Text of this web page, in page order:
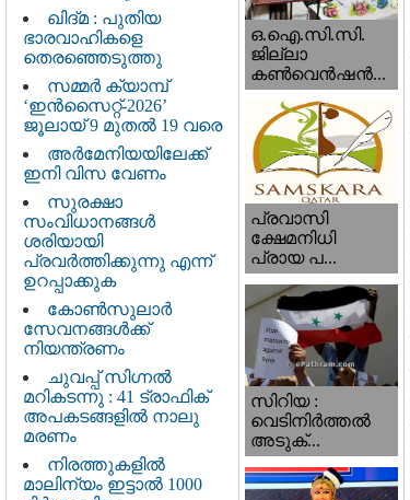
ഖിദ്മ : പുതിയ
ഭാരവാഹികളെ
തെരഞ്ഞെടുത്തു
സമ്മർ ക്യാമ്പ്
‘ഇൻസൈറ്റ്-2026’
ജൂലായ് 9 മുതൽ 19 വരെ
അർമേനിയയിലേക്ക്
ഇനി വിസ വേണം
സുരക്ഷാ
സംവിധാനങ്ങൾ
ശരിയായി
പ്രവർത്തിക്കുന്നു എന്ന്
ഉറപ്പാക്കുക
കോൺസുലാർ
സേവനങ്ങൾക്ക്
നിയന്ത്രണം
ചുവപ്പ് സിഗ്നൽ
മറികടന്നു : 41 ട്രാഫിക്
അപകടങ്ങളിൽ നാലു
മരണം
നിരത്തുകളിൽ
മാലിന്യം ഇട്ടാൽ 1000
ഒ.ഐ.സി.സി.
ജില്ലാ
കൺവെൻഷൻ...
പ്രവാസി
ക്ഷേമനിധി
പ്രായ പ...
സിറിയ :
വെടിനിർത്തൽ
അടുക്...